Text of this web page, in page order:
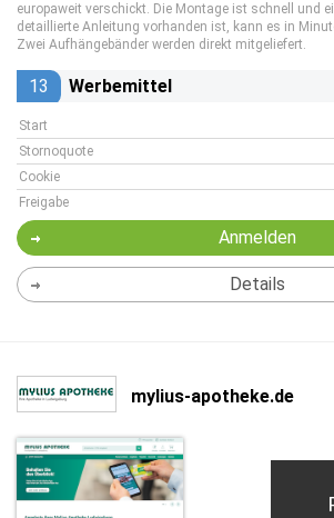
europaweit verschickt. Die Montage ist schnell und
detaillierte Anleitung vorhanden ist, kann es in
Zwei Aufhängebänder werden direkt mitgeliefert.
13 Werbemittel
Start
Stornoquote
Cookie
Freigabe
Anmelden
Details
mylius-apotheke.de